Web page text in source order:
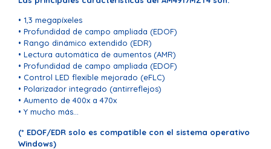
• 1,3 megapíxeles
• Profundidad de campo ampliada (EDOF)
• Rango dinámico extendido (EDR)
• Lectura automática de aumentos (AMR)
• Profundidad de campo ampliada (EDOF)
• Control LED flexible mejorado (eFLC)
• Polarizador integrado (antirreflejos)
• Aumento de 400x a 470x
• Y mucho más…
(* EDOF/EDR solo es compatible con el sistema operativo
Windows)